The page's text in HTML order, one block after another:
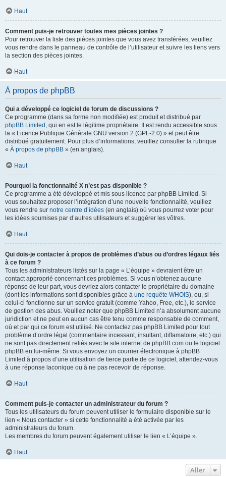
Haut
Comment puis-je retrouver toutes mes pièces jointes ?
Pour retrouver la liste des pièces jointes que vous avez transférées, veuillez
vous rendre dans le panneau de contrôle de l’utilisateur et suivre les liens vers
la section des pièces jointes.
Haut
À propos de phpBB
Qui a développé ce logiciel de forum de discussions ?
Ce programme (dans sa forme non modifiée) est produit et distribué par
phpBB Limited , qui en est le légitime propriétaire. Il est rendu accessible sous
la « Licence Publique Générale GNU version 2 (GPL-2.0) » et peut être
distribué gratuitement. Pour plus d’informations, veuillez consulter la rubrique
« À propos de phpBB » (en anglais).
Haut
Pourquoi la fonctionnalité X n’est pas disponible ?
Ce programme a été développé et mis sous licence par phpBB Limited. Si
vous souhaitez proposer l’intégration d’une nouvelle fonctionnalité, veuillez
vous rendre sur notre centre d’idées (en anglais) où vous pourrez voter pour
les idées soumises par d’autres utilisateurs et suggérer les vôtres.
Haut
Qui dois-je contacter à propos de problèmes d’abus ou d’ordres légaux liés
à ce forum ?
Tous les administrateurs listés sur la page « L’équipe » devraient être un
contact approprié concernant ces problèmes. Si vous n’obtenez aucune
réponse de leur part, vous devriez alors contacter le propriétaire du domaine
(dont les informations sont disponibles grâce à une requête WHOIS), ou, si
celui-ci fonctionne sur un service gratuit (comme Yahoo, Free, etc.), le service
de gestion des abus. Veuillez noter que phpBB Limited n’a absolument aucune
juridiction et ne peut en aucun cas être tenu comme responsable de comment,
où et par qui ce forum est utilisé. Ne contactez pas phpBB Limited pour tout
problème d’ordre légal (commentaire incessant, insultant, diffamatoire, etc.) qui
ne sont pas directement reliés avec le site internet de phpBB.com ou le logiciel
phpBB en lui-même. Si vous envoyez un courrier électronique à phpBB
Limited à propos d’une utilisation de tierce partie de ce logiciel, attendez-vous
à une réponse laconique ou à ne pas recevoir de réponse.
Haut
Comment puis-je contacter un administrateur du forum ?
Tous les utilisateurs du forum peuvent utiliser le formulaire disponible sur le
lien « Nous contacter » si cette fonctionnalité a été activée par les
administrateurs du forum.
Les membres du forum peuvent également utiliser le lien « L’équipe ».
Haut
Aller